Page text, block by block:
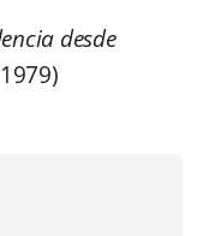
desde